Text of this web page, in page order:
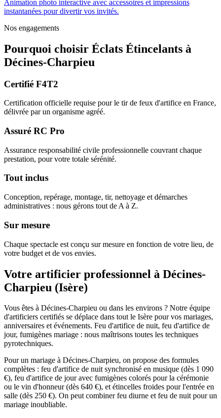
Animation photo interactive avec accessoires et impressions
instantanées pour divertir vos invités.
Nos engagements
Pourquoi choisir Éclats Étincelants à
Décines-Charpieu
Certifié F4T2
Certification officielle requise pour le tir de feux d'artifice en France,
délivrée par un organisme agréé.
Assuré RC Pro
Assurance responsabilité civile professionnelle couvrant chaque
prestation, pour votre totale sérénité.
Tout inclus
Conception, repérage, montage, tir, nettoyage et démarches
administratives : nous gérons tout de A à Z.
Sur mesure
Chaque spectacle est conçu sur mesure en fonction de votre lieu, de
votre budget et de vos envies.
Votre artificier professionnel à Décines-
Charpieu (Isère)
Vous êtes à Décines-Charpieu ou dans les environs ? Notre équipe
d'artificiers certifiés se déplace dans tout le Isère pour vos mariages,
anniversaires et événements. Feu d'artifice de nuit, feu d'artifice de
jour, fumigènes mariage : nous maîtrisons toutes les techniques
pyrotechniques.
Pour un mariage à Décines-Charpieu, on propose des formules
complètes : feu d'artifice de nuit synchronisé en musique (dès 1 090
€), feu d'artifice de jour avec fumigènes colorés pour la cérémonie
ou le vin d'honneur (dès 640 €), et étincelles froides pour l'entrée en
salle (dès 250 €). On peut combiner feu diurne et feu de nuit pour un
mariage inoubliable.